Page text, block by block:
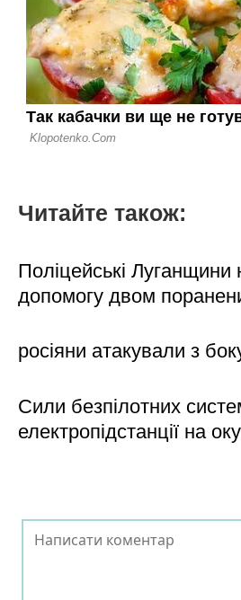
Читайте також:
Поліцейські
допомогу двом
росіяни атакували з
Сили безпілотних
електропідстанції на